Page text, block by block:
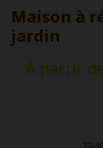
Maison à
jardin
À partir